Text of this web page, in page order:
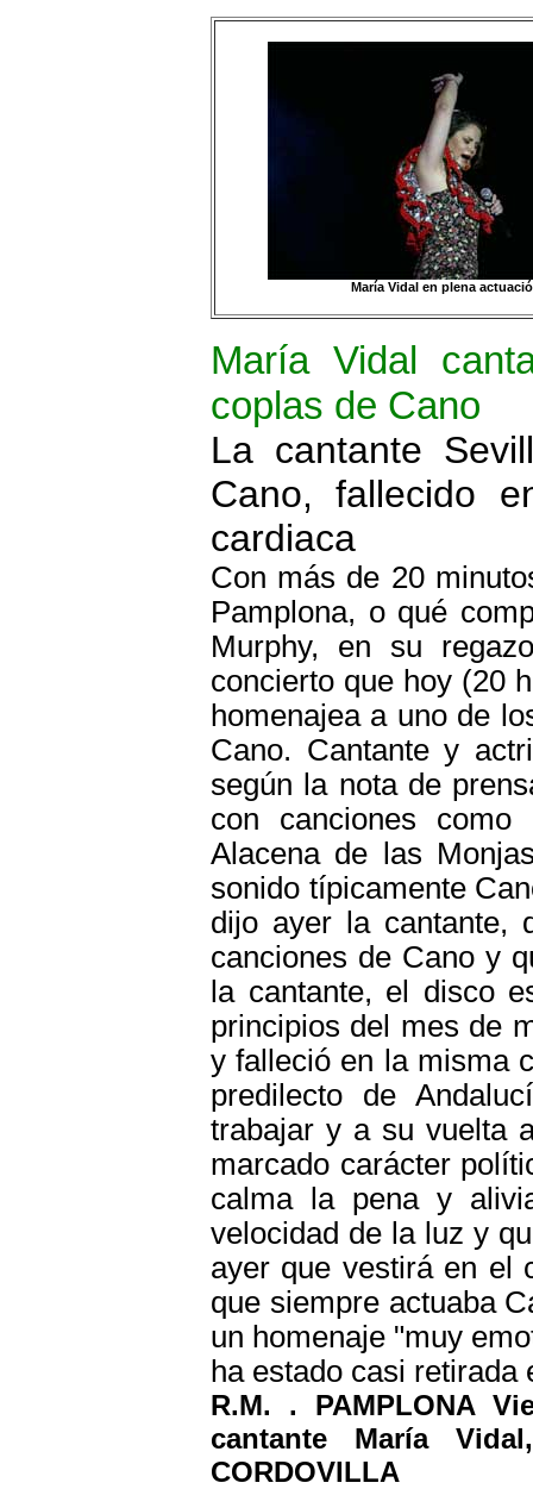
María Vidal en plena
María Vidal
coplas de Cano
La cantante
Cano, fallecido
cardiaca
Con más de 20
Pamplona, o qué
Murphy, en su
concierto que hoy (20
homenajea a uno de
Cano. Cantante y
según la nota de
con canciones como
Alacena de las
sonido típicamente
dijo ayer la cantante,
canciones de Cano y
la cantante, el disco
principios del mes de
y falleció en la misma
predilecto de
trabajar y a su vuelta
marcado carácter
calma la pena y
velocidad de la luz y
ayer que vestirá en el
que siempre actuaba
un homenaje "muy
ha estado casi retirada
R.M. . PAMPLONA
cantante María
CORDOVILLA